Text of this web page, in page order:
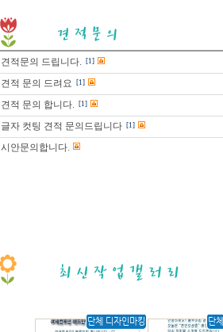
견적문의 드립니다. [1]
견적 문의 드려요 [1]
견적 문의 합니다. [1]
글자 컷팅 견적 문의드립니다 [1]
시안문의합니다.
단체 디자인마킹 단